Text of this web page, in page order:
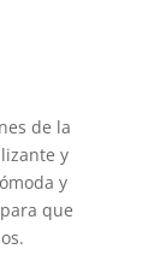
de la
y
y
que